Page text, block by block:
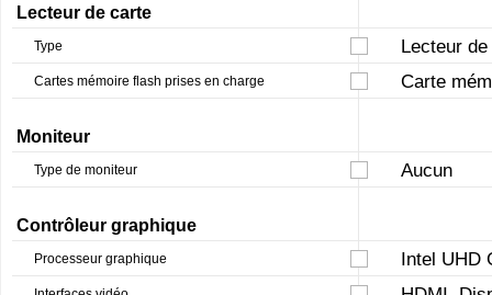
Lecteur de carte
Type Lecteur
Cartes mémoire flash prises en charge Carte
Moniteur
Type de moniteur Aucun
Contrôleur graphique
Processeur graphique Intel UHD